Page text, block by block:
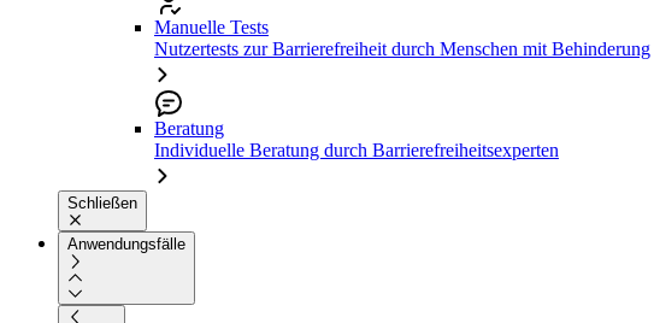
Manuelle Tests
Nutzertests zur Barrierefreiheit durch Menschen mit Behinderung
Beratung
Individuelle Beratung durch Barrierefreiheitsexperten
Schließen
Anwendungsfälle